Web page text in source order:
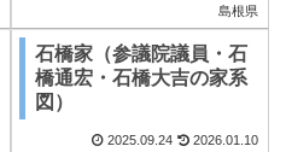
島根県
石橋家（参議院議員・石
橋通宏・石橋大吉の家系
図）
2025.09.24
2026.01.10